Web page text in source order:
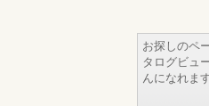
お探しのペ
タログビュ
んになれます